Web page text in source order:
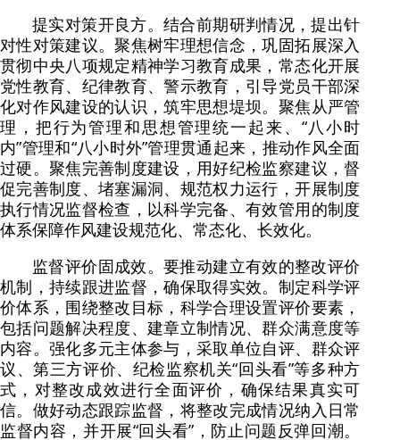
提实对策开良方。结合前期研判情况，提出针
对性对策建议。聚焦树牢理想信念，巩固拓展深入
贯彻中央八项规定精神学习教育成果，常态化开展
党性教育、纪律教育、警示教育，引导党员干部深
化对作风建设的认识，筑牢思想堤坝。聚焦从严管
理，把行为管理和思想管理统一起来、“八小时
内”管理和“八小时外”管理贯通起来，推动作风全面
过硬。聚焦完善制度建设，用好纪检监察建议，督
促完善制度、堵塞漏洞、规范权力运行，开展制度
执行情况监督检查，以科学完备、有效管用的制度
体系保障作风建设规范化、常态化、长效化。
监督评价固成效。要推动建立有效的整改评价
机制，持续跟进监督，确保取得实效。制定科学评
价体系，围绕整改目标，科学合理设置评价要素，
包括问题解决程度、建章立制情况、群众满意度等
内容。强化多元主体参与，采取单位自评、群众评
议、第三方评价、纪检监察机关“回头看”等多种方
式，对整改成效进行全面评价，确保结果真实可
信。做好动态跟踪监督，将整改完成情况纳入日常
监督内容，并开展“回头看”，防止问题反弹回潮。